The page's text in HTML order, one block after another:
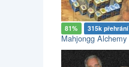
81% 315k přehrání
Mahjongg Alchemy